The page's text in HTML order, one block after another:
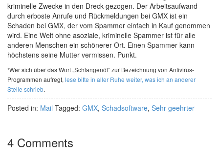
kriminelle Zwecke in den Dreck gezogen. Der Arbeitsaufwand
durch erboste Anrufe und Rückmeldungen bei GMX ist ein
Schaden bei GMX, der vom Spammer einfach in Kauf genommen
wird. Eine Welt ohne asoziale, kriminelle Spammer ist für alle
anderen Menschen ein schönerer Ort. Einen Spammer kann
höchstens seine Mutter vermissen. Punkt.
¹Wer sich über das Wort „Schlangenöl“ zur Bezeichnung von Antivirus-
Programmen aufregt, lese bitte in aller Ruhe weiter, was ich an anderer
Stelle schrieb.
Posted in: Mail Tagged: GMX, Schadsoftware, Sehr geehrter
4 Comments